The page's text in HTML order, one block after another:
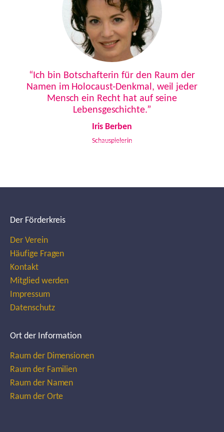
“Ich bin Botschafterin für den Raum der
Namen im Holocaust-Denkmal, weil jeder
Mensch ein Recht hat auf seine
Lebensgeschichte.”
Iris Berben
Schauspielerin
Der Förderkreis
Der Verein
Häufige Fragen
Kontakt
Mitglied werden
Impressum
Datenschutz
Ort der Information
Raum der Dimensionen
Raum der Familien
Raum der Namen
Raum der Orte